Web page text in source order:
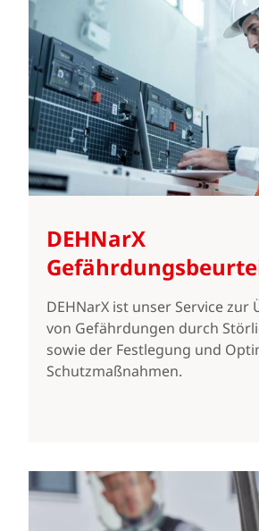
DEHNarX
DEHNarX ist unser Service
von Gefährdungen durch
sowie der Festlegung und
Schutzmaßnahmen.